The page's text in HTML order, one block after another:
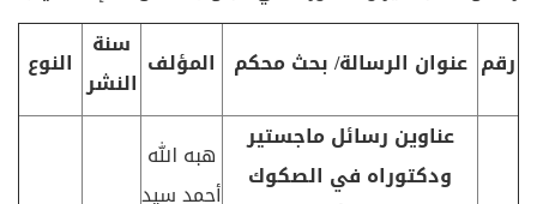
رقم عنوان الرسالة/ بحث محكم المؤلف
سنة
النشر
النوع
عناوين رسائل ماجستير
ودكتوراه في الصكوك
هبه الله
أحمد سيد